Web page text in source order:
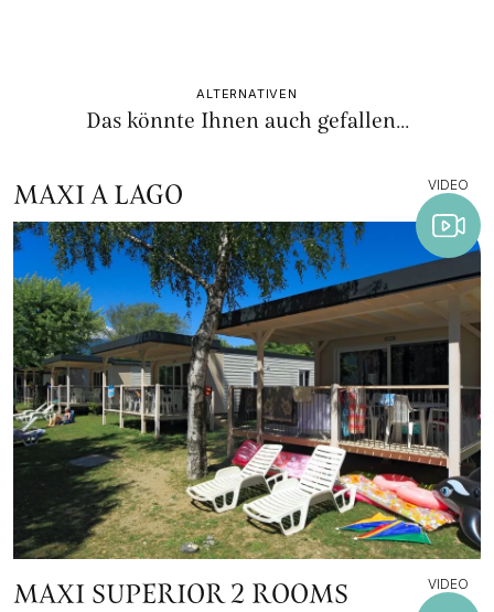
ALTERNATIVEN
Das könnte Ihnen auch gefallen...
MAXI A LAGO VIDEO
MAXI SUPERIOR 2 ROOMS VIDEO